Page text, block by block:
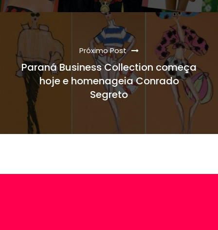
Próximo Post
Paraná Business Collection começa
hoje e homenageia Conrado
Segreto